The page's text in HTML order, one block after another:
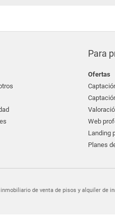
Para
Ofertas
Web
Landing
Planes
inmobiliario de venta de pisos y alquiler de